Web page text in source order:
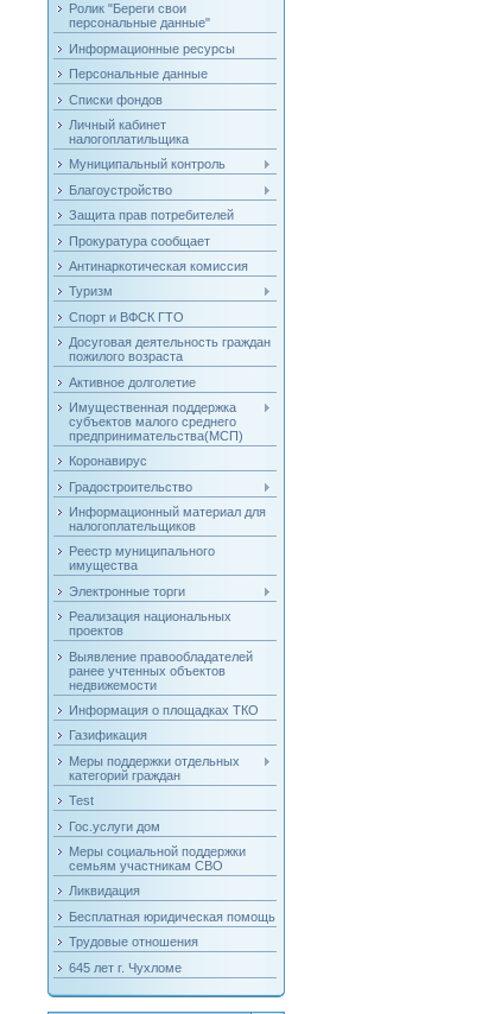
Ролик "Береги свои
персональные данные"
Информационные ресурсы
Персональные данные
Списки фондов
Личный кабинет
налогоплатильщика
Муниципальный контроль
Благоустройство
Защита прав потребителей
Прокуратура сообщает
Антинаркотическая комиссия
Туризм
Спорт и ВФСК ГТО
Досуговая деятельность граждан
пожилого возраста
Активное долголетие
Имущественная поддержка
субъектов малого среднего
предпринимательства(МСП)
Коронавирус
Градостроительство
Информационный материал для
налогоплательщиков
Реестр муниципального
имущества
Электронные торги
Реализация национальных
проектов
Выявление правообладателей
ранее учтенных объектов
недвижемости
Информация о площадках ТКО
Газификация
Меры поддержки отдельных
категорий граждан
Test
Гос.услуги дом
Меры социальной поддержки
семьям участникам СВО
Ликвидация
Бесплатная юридическая помощь
Трудовые отношения
645 лет г. Чухломе